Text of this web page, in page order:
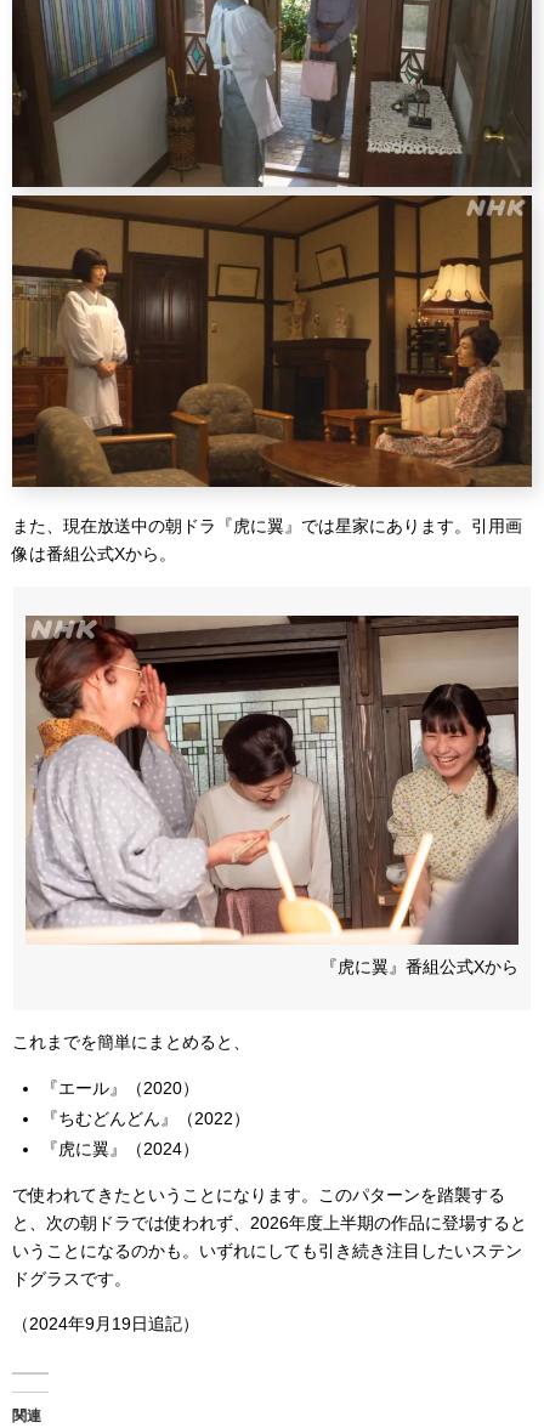
また、現在放送中の朝ドラ『虎に翼』では星家にあります。引用画
像は番組公式Xから。
『虎に翼』番組公式Xから
これまでを簡単にまとめると、
『エール』（2020）
『ちむどんどん』（2022）
『虎に翼』（2024）
で使われてきたということになります。このパターンを踏襲する
と、次の朝ドラでは使われず、2026年度上半期の作品に登場すると
いうことになるのかも。いずれにしても引き続き注目したいステン
ドグラスです。
（2024年9月19日追記）
関連